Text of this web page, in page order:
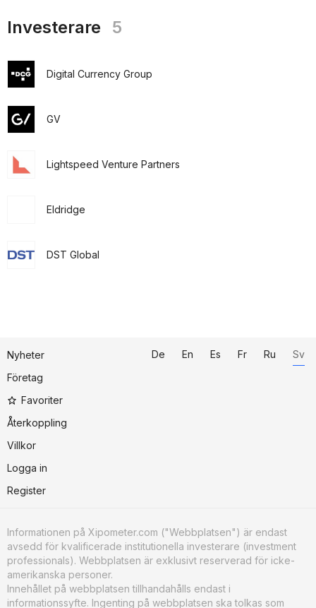
Investerare 5
Digital Currency Group
GV
Lightspeed Venture Partners
Eldridge
DST Global
Nyheter
Företag
Favoriter
Återkoppling
Villkor
Logga in
Register
De En Es Fr Ru Sv
Informationen på Xipometer.com ("Webbplatsen") är endast
avsedd för kvalificerade institutionella investerare (investment
professionals). Webbplatsen är exklusivt reserverad för icke-
amerikanska personer.
Innehållet på webbplatsen tillhandahålls endast i
informationssyfte. Ingenting på webbplatsen ska tolkas som